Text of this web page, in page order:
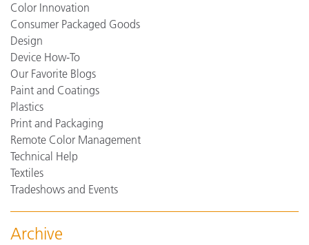
Color Innovation
Consumer Packaged Goods
Design
Device How-To
Our Favorite Blogs
Paint and Coatings
Plastics
Print and Packaging
Remote Color Management
Technical Help
Textiles
Tradeshows and Events
Archive